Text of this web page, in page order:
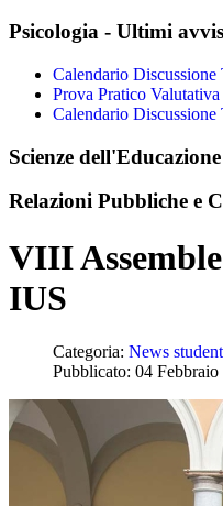
Psicologia - Ultimi
Calendario Discussione
Prova Pratico Valutativa
Calendario Discussione
Scienze
Relazioni Pubbliche e
VIII
IUS
Categoria: News
Pubblicato: 04 Febbraio